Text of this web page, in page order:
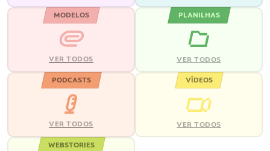
MODELOS
VER TODOS
PLANILHAS
VER TODOS
PODCASTS
VER TODOS
VÍDEOS
VER TODOS
WEBSTORIES